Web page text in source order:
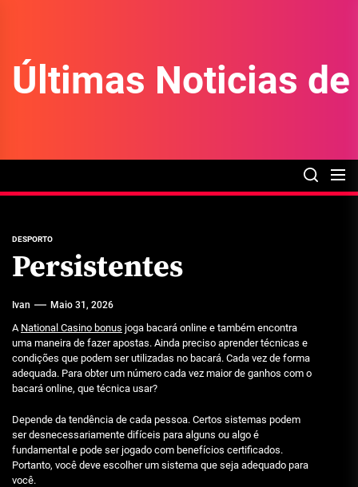
content
Últimas Noticias
DESPORTO
Persistentes
Ivan Maio 31, 2026
A National Casino bonus joga bacará online e também encontra
uma maneira de fazer apostas. Ainda preciso aprender técnicas e
condições que podem ser utilizadas no bacará. Cada vez de forma
adequada. Para obter um número cada vez maior de ganhos com o
bacará online, que técnica usar?
Depende da tendência de cada pessoa. Certos sistemas podem
ser desnecessariamente difíceis para alguns ou algo é
fundamental e pode ser jogado com benefícios certificados.
Portanto, você deve escolher um sistema que seja adequado para
você.